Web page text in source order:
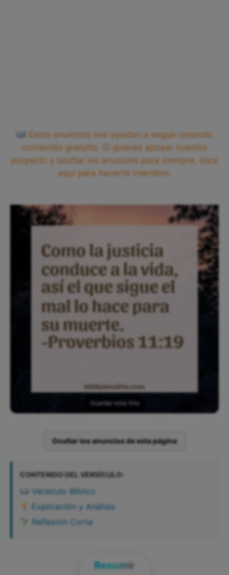
Estos anuncios nos ayudan a seguir creando
contenido gratuito. Si quieres apoyar nuestro
proyecto y ocultar los anuncios para siempre, toca
aquí para hacerte miembro.
Guardar esta foto
Ocultar los anuncios de esta página
CONTENIDO DEL VERSÍCULO:
Versículo Bíblico
Explicación y Análisis
Reflexión Corta
Resumir